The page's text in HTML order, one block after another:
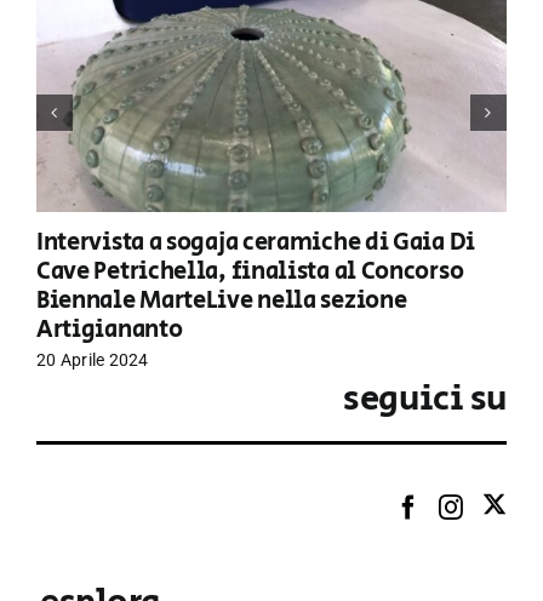
Intervista a sogaja ceramiche di Gaia Di
Cave Petrichella, finalista al Concorso
Biennale MarteLive nella sezione
Artigiananto
20 Aprile 2024
seguici su